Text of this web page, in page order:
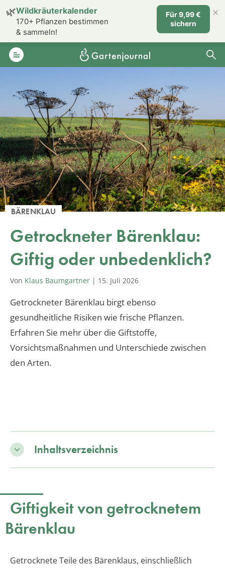
BÄRENKLAU
Getrockneter Bärenklau:
Giftig oder unbedenklich?
Von Klaus Baumgartner | 15. Juli 2026
Getrockneter Bärenklau birgt ebenso
gesundheitliche Risiken wie frische Pflanzen.
Erfahren Sie mehr über die Giftstoffe,
Vorsichtsmaßnahmen und Unterschiede zwischen
den Arten.
Inhaltsverzeichnis
Giftigkeit von getrocknetem
Bärenklau
Getrocknete Teile des Bärenklaus, einschließlich
🌿Wildkräuterkalender
170+ Pflanzen bestimmen
& sammeln!
Für 9,99 €
sichern
×